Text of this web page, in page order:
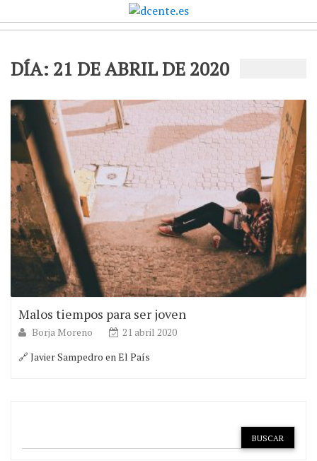
DÍA: 21 DE ABRIL DE 2020
Malos tiempos para ser joven
Borja Moreno
21 abril 2020
🔗 Javier Sampedro en El País